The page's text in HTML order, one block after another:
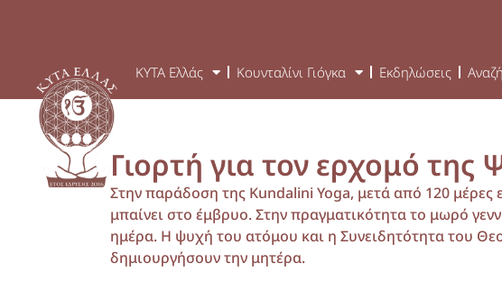
ΚΥΤΑ Ελλάς Κουνταλίνι Γιόγκα Εκδηλώσεις
Γιορτή για τον ερχομό της
Στην παράδοση της Kundalini Yoga, μετά από 120
μπαίνει στο έμβρυο. Στην πραγματικότητα το μωρό
ημέρα. Η ψυχή του ατόμου και η Συνειδητότητα του
δημιουργήσουν την μητέρα.